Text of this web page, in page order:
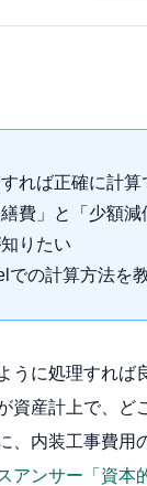
れば正確に計算
費」と「少額減
りたい
での計算方法を
うに処理すれ
産計上で、ど
、内装工事費
アンサー「資本